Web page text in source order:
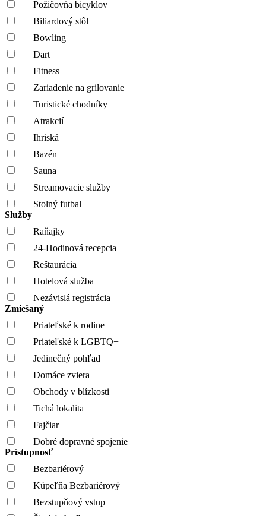
Požičovňa bicyklov
Biliardový stôl
Bowling
Dart
Fitness
Zariadenie na grilovanie
Turistické chodníky
Atrakcií
Ihriská
Bazén
Sauna
Streamovacie služby
Stolný futbal
Služby
Raňajky
24-Hodinová recepcia
Reštaurácia
Hotelová služba
Nezávislá registrácia
Zmiešaný
Priateľské k rodine
Priateľské k LGBTQ+
Jedinečný pohľad
Domáce zviera
Obchody v blízkosti
Tichá lokalita
Fajčiar
Dobré dopravné spojenie
Prístupnosť
Bezbariérový
Kúpeľňa Bezbariérový
Bezstupňový vstup